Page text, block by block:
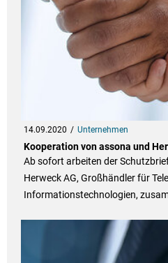
14.09.2020 Unternehmen
Kooperation von assona und
Ab sofort arbeiten der
Herweck AG, Großhändler für
Informationstechnologien,